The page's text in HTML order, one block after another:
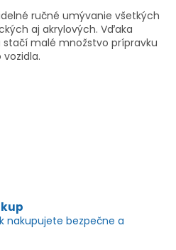
ručné umývanie všetkých
aj akrylových. Vďaka
malé množstvo prípravku
nakupujete bezpečne a